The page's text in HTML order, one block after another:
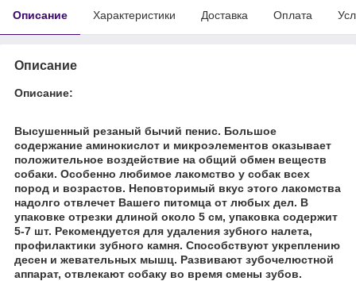
Описание Характеристики Доставка Оплата
Описание
Описание:
Высушенный резаный бычий пенис. Большое
содержание аминокислот и микроэлементов оказывает
положительное воздействие на общий обмен веществ
собаки. Особенно любимое лакомство у собак всех
пород и возрастов. Неповторимый вкус этого лакомства
надолго отвлечет Вашего питомца от любых дел. В
упаковке отрезки длиной около 5 см, упаковка содержит
5-7 шт. Рекомендуется для удаления зубного налета,
профилактики зубного камня. Способствуют укреплению
десен и жевательных мышц. Развивают зубочелюстной
аппарат, отвлекают собаку во время смены зубов.